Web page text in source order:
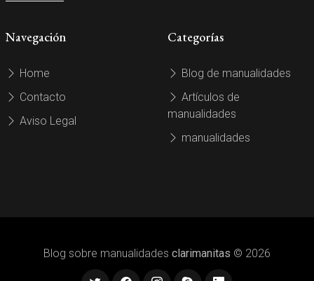
Navegación
Home
Contacto
Aviso Legal
Categorías
Blog de manualidades
Artículos de
manualidades
manualidades
Blog sobre manualidades clarimanitas © 2026